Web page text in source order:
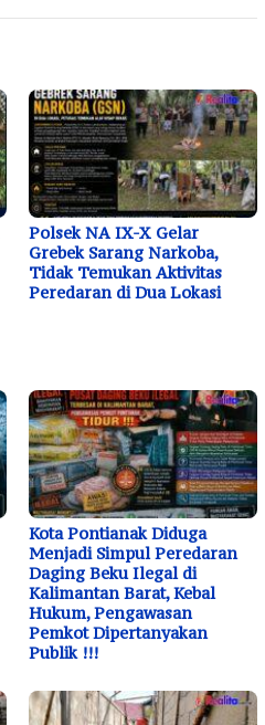
Polsek NA IX-X Gelar
Grebek Sarang Narkoba,
Tidak Temukan Aktivitas
Peredaran di Dua Lokasi
Kota Pontianak Diduga
Menjadi Simpul Peredaran
Daging Beku Ilegal di
Kalimantan Barat, Kebal
Hukum, Pengawasan
Pemkot Dipertanyakan
Publik !!!